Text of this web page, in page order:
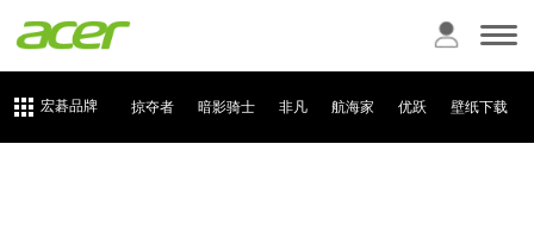
宏碁品牌 掠夺者 暗影骑士 非凡 航海家 优跃 壁纸下载